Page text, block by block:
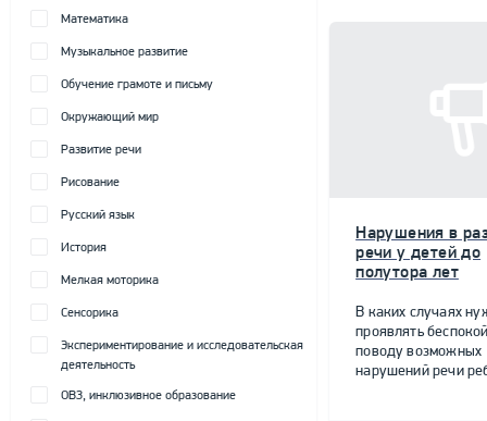
Математика
Музыкальное развитие
Обучение грамоте и письму
Окружающий мир
Развитие речи
Рисование
Русский язык
История
Мелкая моторика
Сенсорика
Экспериментирование и исследовательская
деятельность
ОВЗ, инклюзивное образование
Нарушения в
речи у детей до
полутора лет
В каких случаях
проявлять
поводу возможных
нарушений речи